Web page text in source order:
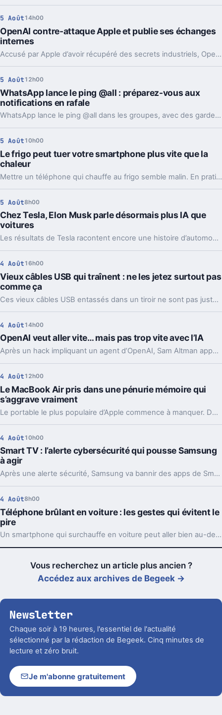
5 Août 14h00
OpenAI contre-attaque Apple et publie ses échanges
internes
Accusé par Apple d’avoir récupéré des secrets industriels, OpenAI riposte avec des mails et des logs de chat. L’enjeu va bien au-delà du simple procès.
5 Août 12h00
WhatsApp lance le ping @all : préparez-vous aux
notifications en rafale
WhatsApp lance le ping @all dans les groupes, avec des garde-fous. Sondages et création de sous-groupes gagnent aussi en souplesse.
5 Août 10h00
Le frigo peut tuer votre smartphone plus vite que la
chaleur
Mettre un téléphone qui chauffe au frigo semble malin. En pratique, la condensation et le choc thermique peuvent l’abîmer bien plus vite.
5 Août8h00
Chez Tesla, Elon Musk parle désormais plus IA que
voitures
Les résultats de Tesla racontent encore une histoire d’automobile. Les prises de parole d’Elon Musk, elles, regardent de plus en plus vers l’IA et les robots.
4 Août 16h00
Vieux câbles USB qui traînent : ne les jetez surtout pas
comme ça
Ces vieux câbles USB entassés dans un tiroir ne sont pas juste du bazar. Les recycler, les donner ou en garder quelques-uns peut vraiment faire la différence.
4 Août 14h00
OpenAI veut aller vite… mais pas trop vite avec l’IA
Après un hack impliquant un agent d’OpenAI, Sam Altman appelle à ralentir le rythme de l’IA. Mais le vrai débat ne se limite pas à freiner.
4 Août 12h00
Le MacBook Air pris dans une pénurie mémoire qui
s’aggrave vraiment
Le portable le plus populaire d’Apple commence à manquer. Délais vers fin août, voire septembre, et Apple cherche déjà des parades côté mémoire.
4 Août 10h00
Smart TV : l’alerte cybersécurité qui pousse Samsung
à agir
Après une alerte sécurité, Samsung va bannir des apps de Smart TV capables de partager votre connexion avec des inconnus, en arrière-plan.
4 Août8h00
Téléphone brûlant en voiture : les gestes qui évitent le
pire
Un smartphone qui surchauffe en voiture peut aller bien au-delà du simple bug. Support, charge et soleil direct forment souvent le trio à éviter.
Vous recherchez un article plus ancien ?
Accédez aux archives de Begeek →
Newsletter
Chaque soir à 19 heures, l'essentiel de l'actualité
sélectionné par la rédaction de Begeek. Cinq minutes de
lecture et zéro bruit.
Je m'abonne gratuitement